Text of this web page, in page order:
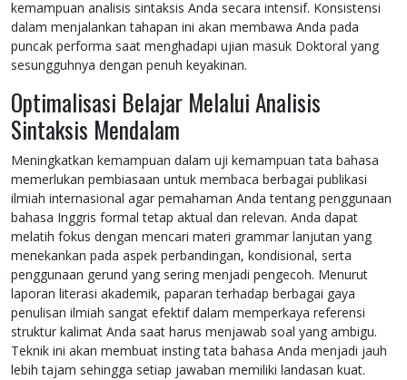
kemampuan analisis sintaksis Anda secara intensif. Konsistensi
dalam menjalankan tahapan ini akan membawa Anda pada
puncak performa saat menghadapi ujian masuk Doktoral yang
sesungguhnya dengan penuh keyakinan.
Optimalisasi Belajar Melalui Analisis
Sintaksis Mendalam
Meningkatkan kemampuan dalam uji kemampuan tata bahasa
memerlukan pembiasaan untuk membaca berbagai publikasi
ilmiah internasional agar pemahaman Anda tentang penggunaan
bahasa Inggris formal tetap aktual dan relevan. Anda dapat
melatih fokus dengan mencari materi grammar lanjutan yang
menekankan pada aspek perbandingan, kondisional, serta
penggunaan gerund yang sering menjadi pengecoh. Menurut
laporan literasi akademik, paparan terhadap berbagai gaya
penulisan ilmiah sangat efektif dalam memperkaya referensi
struktur kalimat Anda saat harus menjawab soal yang ambigu.
Teknik ini akan membuat insting tata bahasa Anda menjadi jauh
lebih tajam sehingga setiap jawaban memiliki landasan kuat.